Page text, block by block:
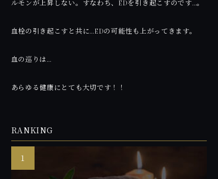
ルモンが上昇しない。すなわち、EDを引き起こすのです…。
血栓の引き起こすと共に…EDの可能性も上がってきます。
血の巡りは…
あらゆる健康にとても大切です！！
RANKING